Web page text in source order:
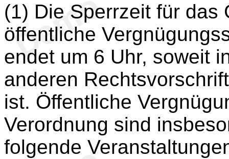
(1) Die Sperrzeit für das
öffentliche
endet um 6 Uhr, soweit
anderen
ist. Öffentliche
Verordnung sind
folgende